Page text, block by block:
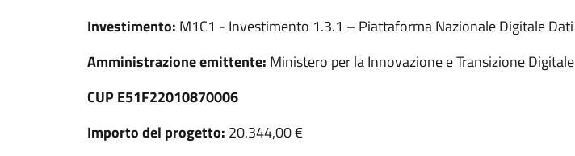
Investimento: M1C1 - Investimento 1.3.1 – Piattaforma Nazionale Digitale Dati
Amministrazione emittente: Ministero per la Innovazione e Transizione Digitale
CUP E51F22010870006
Importo del progetto: 20.344,00 €